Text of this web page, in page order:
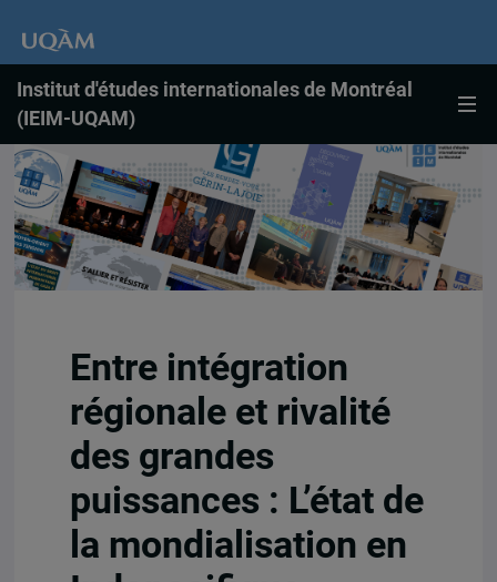
Institut d'études internationales de Montréal
(IEIM-UQAM)
Entre intégration
régionale et rivalité
des grandes
puissances : L’état de
la mondialisation en